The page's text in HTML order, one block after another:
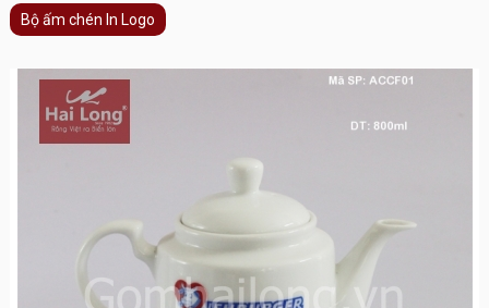
Bộ ấm chén In Logo